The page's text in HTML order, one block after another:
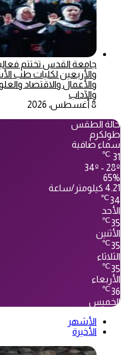
جامعة القدس تختتم
والأربعين لكليات طب
والأعمال والاقتصاد
والآداب
8 أغسطس، 2026
حالة الطقس
طولكرم
سماء صافية
31
℃
34º - 28º
65%
4.21 كيلومتر/ساعة
34
℃
الأحد
35
℃
الأثنين
35
℃
الثلاثاء
35
℃
الأربعاء
36
℃
الخميس
الأشهر
الأخيرة